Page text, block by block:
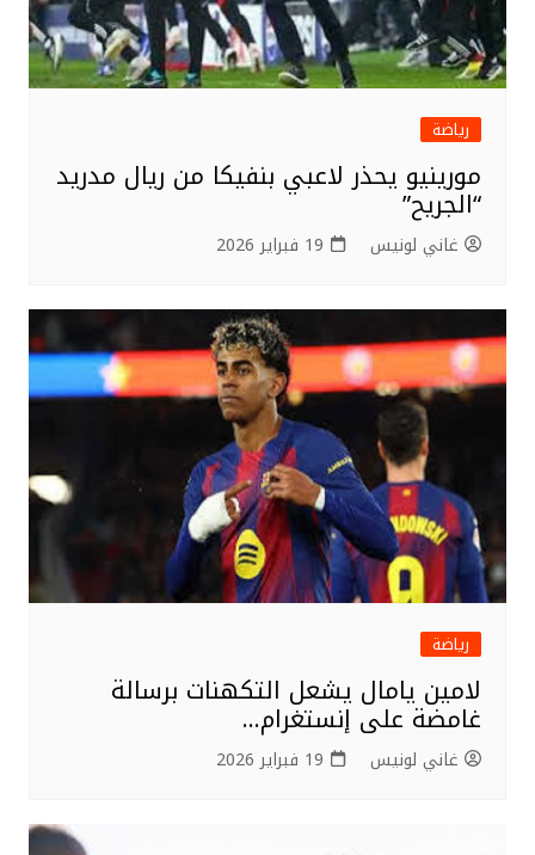
رياضة
مورينيو يحذر لاعبي بنفيكا من ريال مدريد
“الجريح”
غاني لونيس 19 فبراير 2026
رياضة
لامين يامال يشعل التكهنات برسالة
غامضة على إنستغرام…
غاني لونيس 19 فبراير 2026